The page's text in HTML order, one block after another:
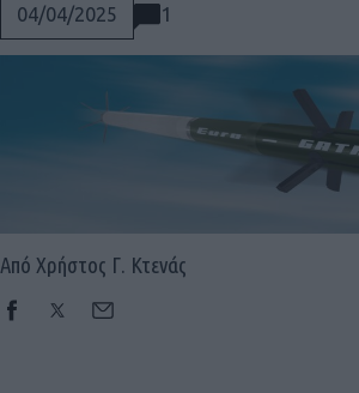
04/04/2025 1
Από Χρήστος Γ. Κτενάς